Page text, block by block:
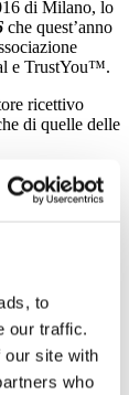
to
our traffic.
our site with
who
di Milano, lo
che quest’anno
e TrustYou™.
ricettivo
di quelle delle
Come si
internazionali
nel
durante
HTL
e discussi